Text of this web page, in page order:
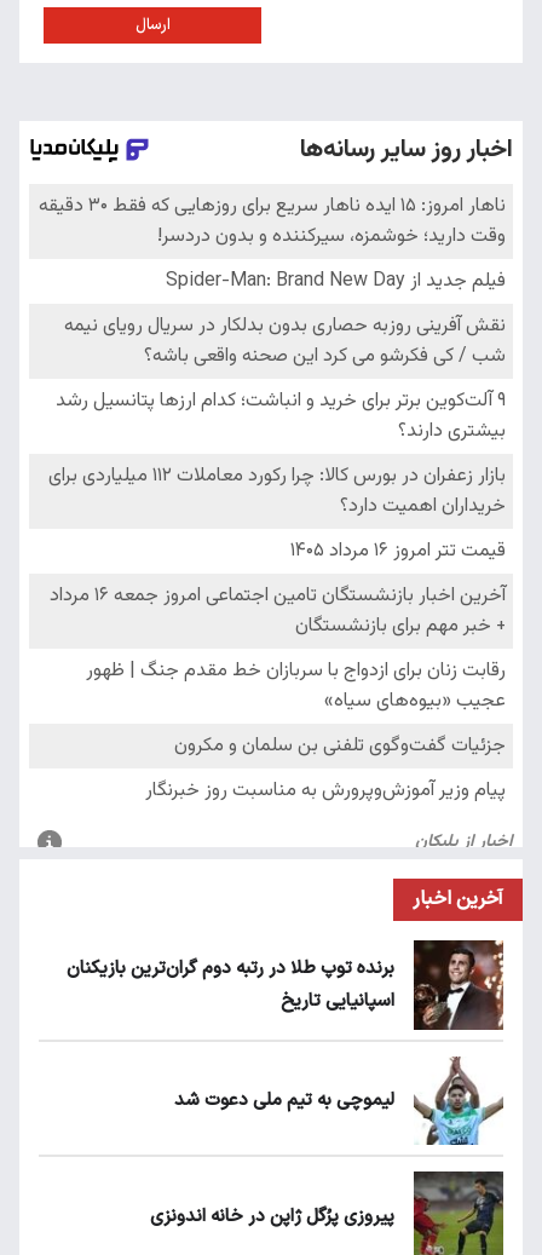
ارسال
آخرین اخبار
برنده توپ طلا در رتبه دوم گران‌ترین بازیکنان
اسپانیایی تاریخ
لیموچی به تیم ملی دعوت شد
پیروزی پرُگل ژاپن در خانه اندونزی